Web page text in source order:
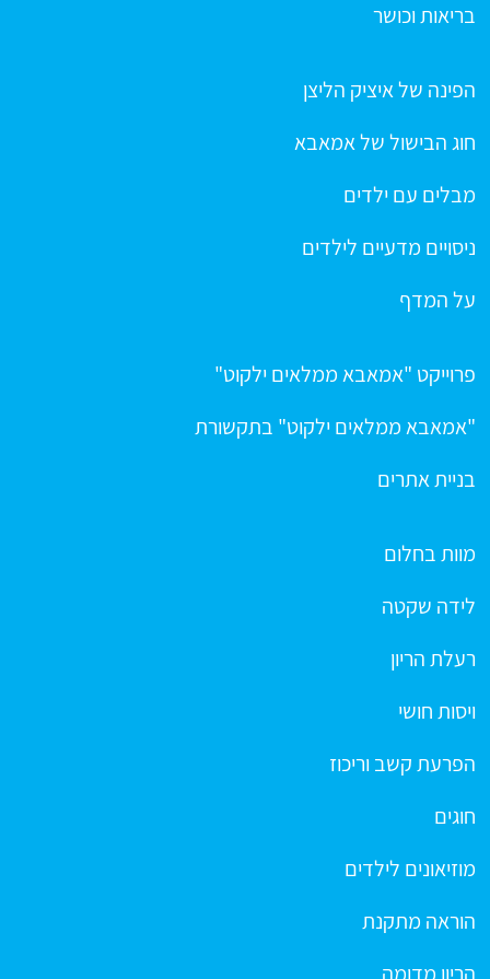
בריאות וכושר
הפינה של איציק הליצן
חוג הבישול של אמאבא
מבלים עם ילדים
ניסויים מדעיים לילדים
על המדף
פרוייקט "אמאבא ממלאים ילקוט"
"אמאבא ממלאים ילקוט" בתקשורת
בניית אתרים
מוות בחלום
לידה שקטה
רעלת הריון
ויסות חושי
הפרעת קשב וריכוז
חוגים
מוזיאונים לילדים
הוראה מתקנת